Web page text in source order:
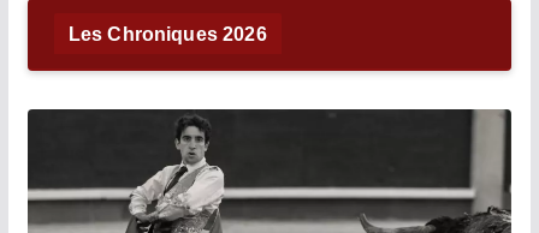
Les Chroniques 2026